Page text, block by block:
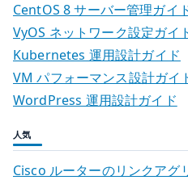
CentOS 8 サーバー管理ガイ
VyOS ネットワーク設定ガイ
Kubernetes 運用設計ガイド
VM パフォーマンス設計ガイ
WordPress 運用設計ガイド
人気
Cisco ルーターのリンクアグ